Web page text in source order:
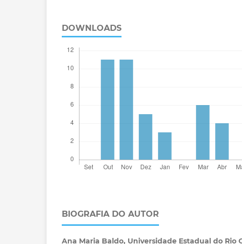
DOWNLOADS
BIOGRAFIA DO AUTOR
Ana Maria Baldo, Universidade Estadual do Rio